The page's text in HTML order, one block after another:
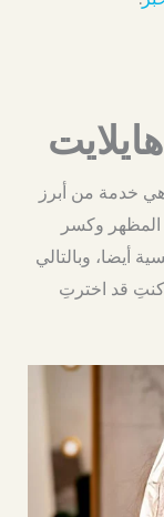
هي خدمة من أبرز
المظهر وكسر
أيضا، وبالتالي
كنتِ قد اخترتِ